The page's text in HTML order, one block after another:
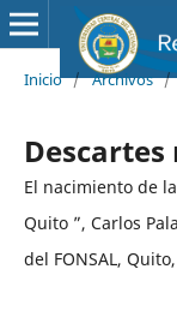
Inicio / Archivos /
El nacimiento de
Quito ”, Carlos
del FONSAL,